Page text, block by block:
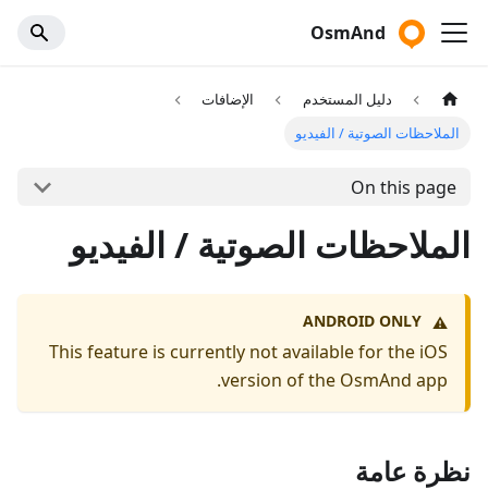
OsmAnd
دليل المستخدم
الإضافات
الملاحظات الصوتية / الفيديو
On this page
الملاحظات الصوتية / الفيديو
⚠️
ANDROID ONLY
This feature is currently not available for the iOS
version of the OsmAnd app.
نظرة عامة